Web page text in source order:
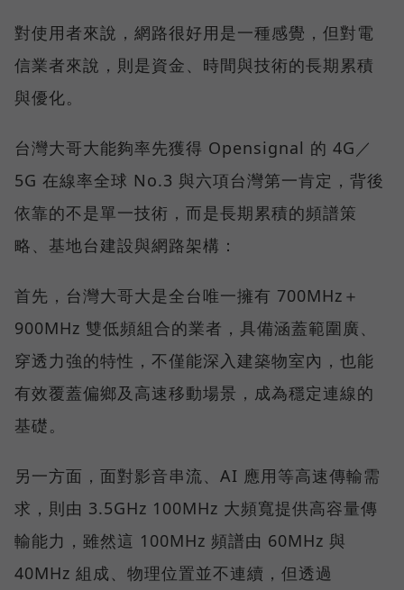
對使用者來說，網路很好用是一種感覺，但對電
信業者來說，則是資金、時間與技術的長期累積
與優化。
台灣大哥大能夠率先獲得 Opensignal 的 4G／
5G 在線率全球 No.3 與六項台灣第一肯定，背後
依靠的不是單一技術，而是長期累積的頻譜策
略、基地台建設與網路架構：
首先，台灣大哥大是全台唯一擁有 700MHz＋
900MHz 雙低頻組合的業者，具備涵蓋範圍廣、
穿透力強的特性，不僅能深入建築物室內，也能
有效覆蓋偏鄉及高速移動場景，成為穩定連線的
基礎。
另一方面，面對影音串流、AI 應用等高速傳輸需
求，則由 3.5GHz 100MHz 大頻寬提供高容量傳
輸能力，雖然這 100MHz 頻譜由 60MHz 與
40MHz 組成、物理位置並不連續，但透過